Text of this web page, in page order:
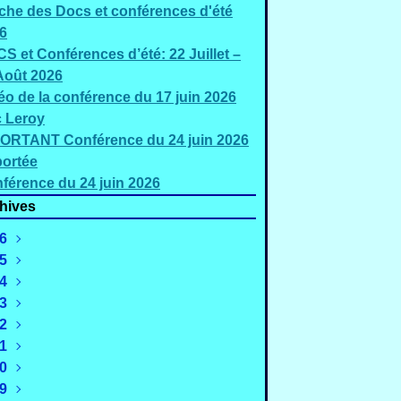
des Docs et conférences d'été
et Conférences d’été: 22 Juillet –
2026
de la conférence du 17 juin 2026
Leroy
Conférence du 24 juin 2026
du 24 juin 2026
(2)